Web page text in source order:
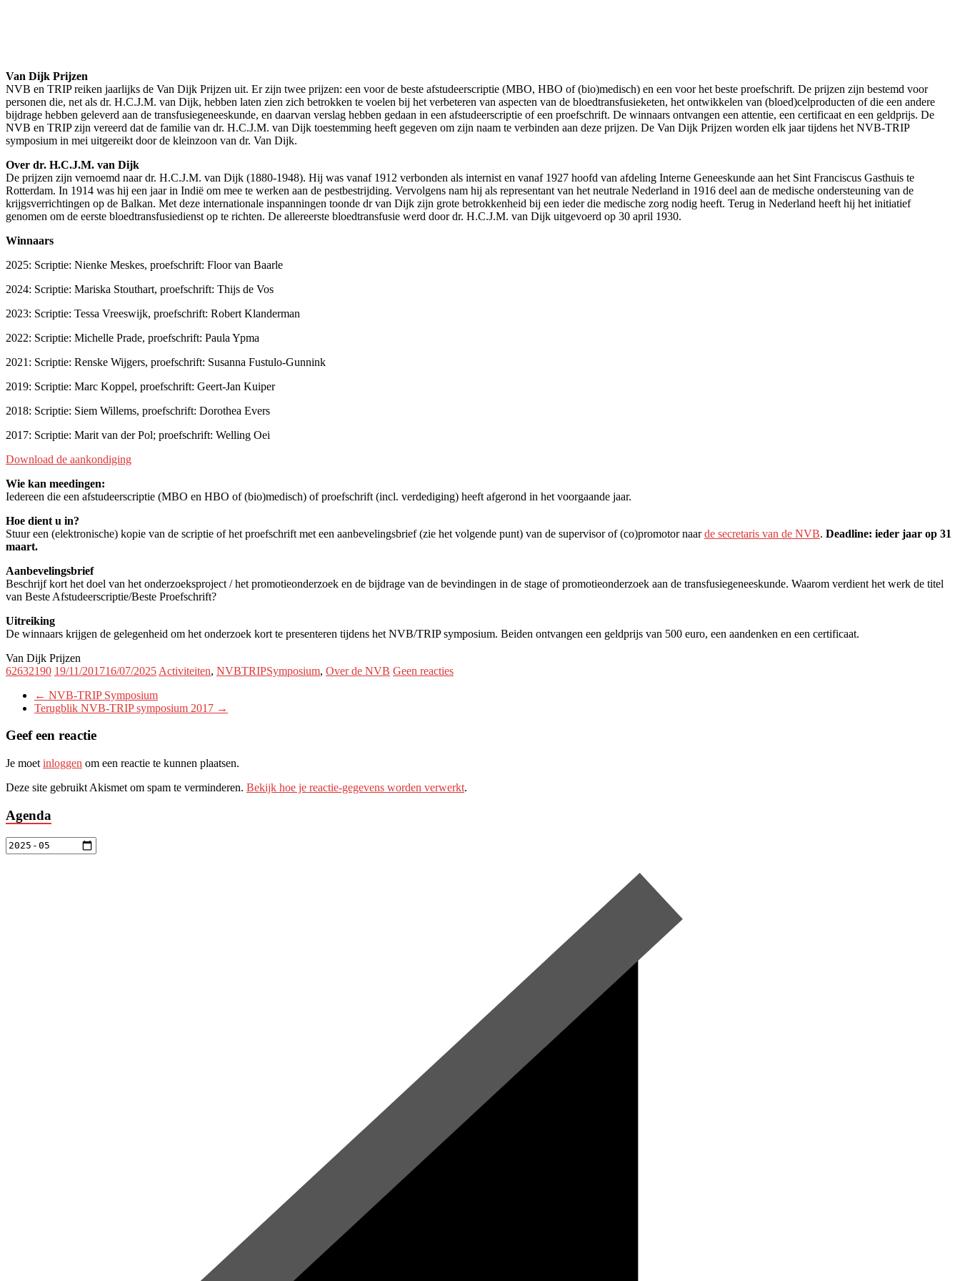
Van Dijk Prijzen
NVB en TRIP reiken jaarlijks de Van Dijk Prijzen uit. Er zijn twee prijzen: een voor de beste afstudeerscriptie (MBO, HBO of (bio)medisch) en een voor het beste proefschrift. De prijzen zijn bestemd voor
personen die, net als dr. H.C.J.M. van Dijk, hebben laten zien zich betrokken te voelen bij het verbeteren van aspecten van de bloedtransfusieketen, het ontwikkelen van (bloed)celproducten of die een andere
bijdrage hebben geleverd aan de transfusiegeneeskunde, en daarvan verslag hebben gedaan in een afstudeerscriptie of een proefschrift. De winnaars ontvangen een attentie, een certificaat en een geldprijs. De
NVB en TRIP zijn vereerd dat de familie van dr. H.C.J.M. van Dijk toestemming heeft gegeven om zijn naam te verbinden aan deze prijzen. De Van Dijk Prijzen worden elk jaar tijdens het NVB-TRIP
symposium in mei uitgereikt door de kleinzoon van dr. Van Dijk.
Over dr. H.C.J.M. van Dijk
De prijzen zijn vernoemd naar dr. H.C.J.M. van Dijk (1880-1948). Hij was vanaf 1912 verbonden als internist en vanaf 1927 hoofd van afdeling Interne Geneeskunde aan het Sint Franciscus Gasthuis te
Rotterdam. In 1914 was hij een jaar in Indië om mee te werken aan de pestbestrijding. Vervolgens nam hij als representant van het neutrale Nederland in 1916 deel aan de medische ondersteuning van de
krijgsverrichtingen op de Balkan. Met deze internationale inspanningen toonde dr van Dijk zijn grote betrokkenheid bij een ieder die medische zorg nodig heeft. Terug in Nederland heeft hij het initiatief
genomen om de eerste bloedtransfusiedienst op te richten. De allereerste bloedtransfusie werd door dr. H.C.J.M. van Dijk uitgevoerd op 30 april 1930.
Winnaars
2025: Scriptie: Nienke Meskes, proefschrift: Floor van Baarle
2024: Scriptie: Mariska Stouthart, proefschrift: Thijs de Vos
2023: Scriptie: Tessa Vreeswijk, proefschrift: Robert Klanderman
2022: Scriptie: Michelle Prade, proefschrift: Paula Ypma
2021: Scriptie: Renske Wijgers, proefschrift: Susanna Fustulo-Gunnink
2019: Scriptie: Marc Koppel, proefschrift: Geert-Jan Kuiper
2018: Scriptie: Siem Willems, proefschrift: Dorothea Evers
2017: Scriptie: Marit van der Pol; proefschrift: Welling Oei
Download de aankondiging
Wie kan meedingen:
Iedereen die een afstudeerscriptie (MBO en HBO of (bio)medisch) of proefschrift (incl. verdediging) heeft afgerond in het voorgaande jaar.
Hoe dient u in?
Stuur een (elektronische) kopie van de scriptie of het proefschrift met een aanbevelingsbrief (zie het volgende punt) van de supervisor of (co)promotor naar de secretaris van de NVB. Deadline: ieder jaar op 31
maart.
Aanbevelingsbrief
Beschrijf kort het doel van het onderzoeksproject / het promotieonderzoek en de bijdrage van de bevindingen in de stage of promotieonderzoek aan de transfusiegeneeskunde. Waarom verdient het werk de titel
van Beste Afstudeerscriptie/Beste Proefschrift?
Uitreiking
De winnaars krijgen de gelegenheid om het onderzoek kort te presenteren tijdens het NVB/TRIP symposium. Beiden ontvangen een geldprijs van 500 euro, een aandenken en een certificaat.
Van Dijk Prijzen
62632190 19/11/201716/07/2025 Activiteiten, NVBTRIPSymposium, Over de NVB Geen reacties
← NVB-TRIP Symposium
Terugblik NVB-TRIP symposium 2017 →
Geef een reactie
Je moet inloggen om een reactie te kunnen plaatsen.
Deze site gebruikt Akismet om spam te verminderen. Bekijk hoe je reactie-gegevens worden verwerkt.
Agenda